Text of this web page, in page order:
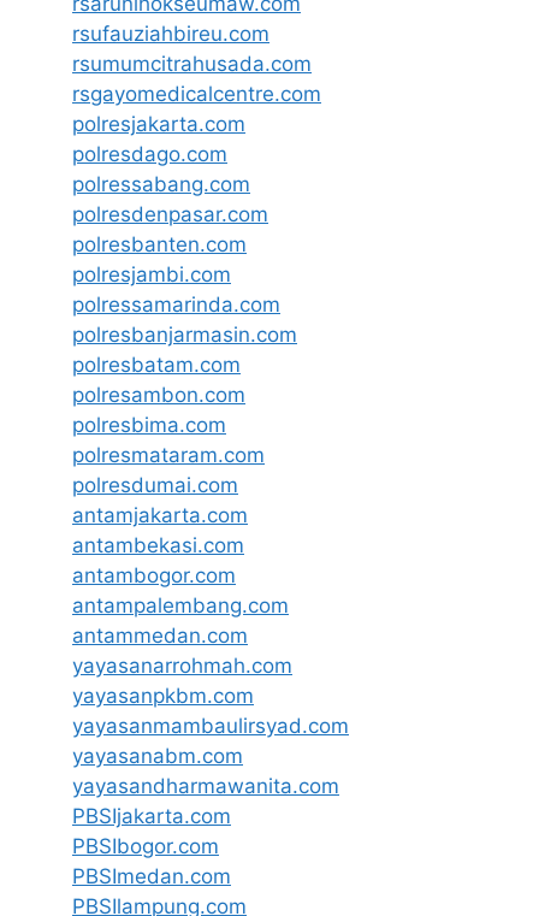
rsufauziahbireu.com
rsumumcitrahusada.com
rsgayomedicalcentre.com
polresjakarta.com
polresdago.com
polressabang.com
polresdenpasar.com
polresbanten.com
polresjambi.com
polressamarinda.com
polresbanjarmasin.com
polresbatam.com
polresambon.com
polresbima.com
polresmataram.com
polresdumai.com
antamjakarta.com
antambekasi.com
antambogor.com
antampalembang.com
antammedan.com
yayasanarrohmah.com
yayasanpkbm.com
yayasanmambaulirsyad.com
yayasanabm.com
yayasandharmawanita.com
PBSIjakarta.com
PBSIbogor.com
PBSImedan.com
PBSIlampung.com